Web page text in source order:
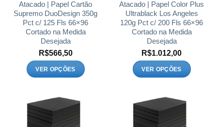
produto
produto
Atacado | Papel Cartão
Supremo DuoDesign 350g
Pct c/ 125 Fls 66×96
Cortado na Medida
Desejada
R$566,50
VER OPÇÕES
tem
várias
variantes.
Atacado | Papel Color Plus
Ultrablack Los Angeles
120g Pct c/ 200 Fls 66×96
Cortado na Medida
Desejada
R$1.012,00
VER OPÇÕES
tem
várias
variantes.